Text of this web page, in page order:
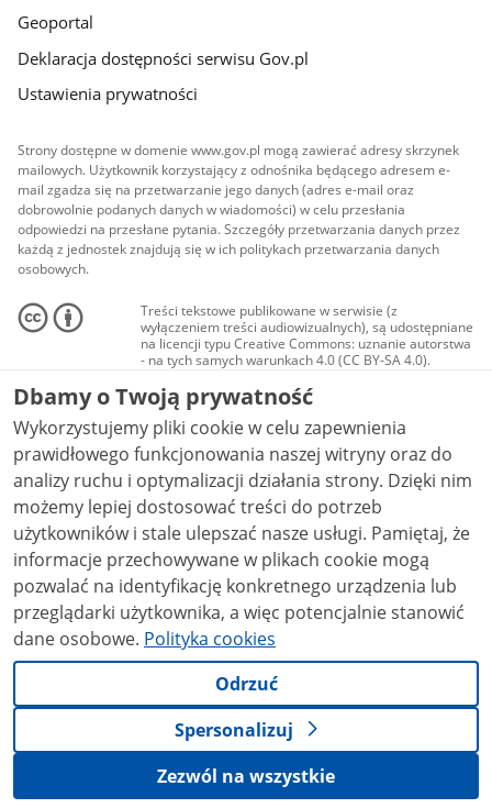
Geoportal
Deklaracja dostępności serwisu Gov.pl
Ustawienia prywatności
Strony dostępne w domenie www.gov.pl mogą zawierać adresy skrzynek
mailowych. Użytkownik korzystający z odnośnika będącego adresem e-
mail zgadza się na przetwarzanie jego danych (adres e-mail oraz
dobrowolnie podanych danych w wiadomości) w celu przesłania
odpowiedzi na przesłane pytania. Szczegóły przetwarzania danych przez
każdą z jednostek znajdują się w ich politykach przetwarzania danych
osobowych.
Treści tekstowe publikowane w serwisie (z
wyłączeniem treści audiowizualnych), są udostępniane
na licencji typu Creative Commons: uznanie autorstwa
- na tych samych warunkach 4.0 (CC BY-SA 4.0).
Materiały audiowizualne, w tym zdjęcia, materiały
audio i wideo, są udostępniane na licencji typu
Creative Commons: uznanie autorstwa użycie
niekomercyjne - bez utworów zależnych 4.0 (CC BY-
NC-ND 4.0), o ile nie jest to stwierdzone inaczej.
Dbamy o Twoją prywatność
Wykorzystujemy pliki cookie w celu zapewnienia
prawidłowego funkcjonowania naszej witryny oraz do
analizy ruchu i optymalizacji działania strony. Dzięki nim
możemy lepiej dostosować treści do potrzeb
użytkowników i stale ulepszać nasze usługi. Pamiętaj, że
informacje przechowywane w plikach cookie mogą
pozwalać na identyfikację konkretnego urządzenia lub
przeglądarki użytkownika, a więc potencjalnie stanowić
dane osobowe. Polityka cookies
Odrzuć
Spersonalizuj
Zezwól na wszystkie